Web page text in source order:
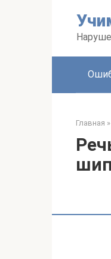
Главная »